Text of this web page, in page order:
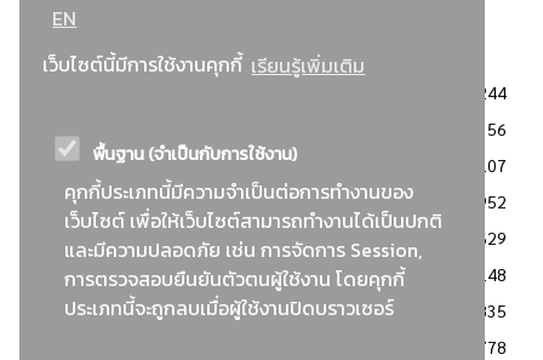
EN
เว็บไซต์นี้มีการใช้งานคุกกี้ เรียนรู้เพิ่มเติม
พื้นฐาน (จำเป็นกับการใช้งาน)
คุกกี้ประเภทนี้มีความจำเป็นต่อการทำงานของ
เว็บไซต์ เพื่อให้เว็บไซต์สามารถทำงานได้เป็นปกติ
และมีความปลอดภัย เช่น การจัดการ Session,
การตรวจสอบยืนยันตัวตนผู้ใช้งาน โดยคุกกี้
ประเภทนี้จะถูกลบเมื่อผู้ใช้งานปิดบราวเซอร์
..ยอดนิยม..
3244
2356
: วิธีเฉพาะเจาะจง
2107
ข่าวสาร/ประกาศ
1952
: เอกสารส่งเสริมความโปร่งใสในการจัดซื้อจัดจ้าง
1629
ข่าวสารจัดซื้อจัดจ้าง
1148
: แผนการจัดซื้อจัดจ้าง
835
778